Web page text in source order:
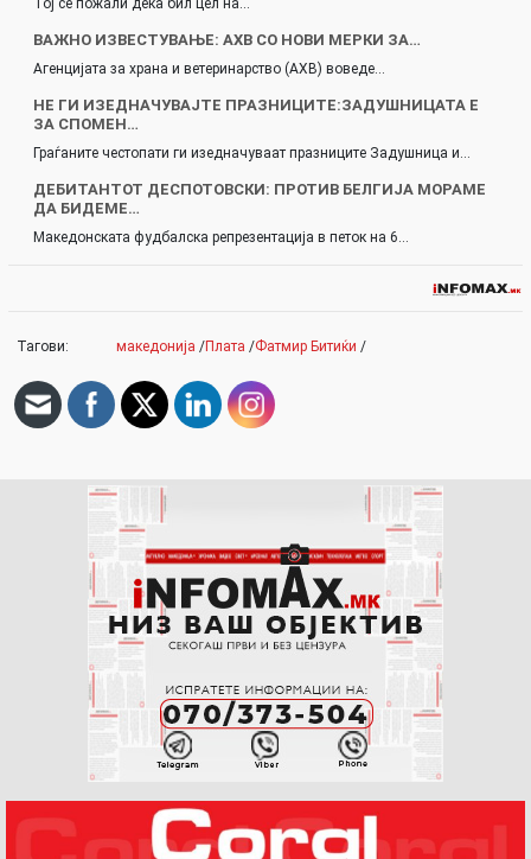
Тој се пожали дека бил цел на…
ВАЖНО ИЗВЕСТУВАЊЕ: АХВ СО НОВИ МЕРКИ ЗА…
Агенцијата за храна и ветеринарство (АХВ) воведе…
НЕ ГИ ИЗЕДНАЧУВАЈТЕ ПРАЗНИЦИТЕ:ЗАДУШНИЦАТА Е
ЗА СПОМЕН…
Граѓаните честопати ги изедначуваат празниците Задушница и…
ДЕБИТАНТОТ ДЕСПОТОВСКИ: ПРОТИВ БЕЛГИЈА МОРАМЕ
ДА БИДЕМЕ…
Македонската фудбалска репрезентација в петок на 6…
Тагови: македонија /Плата /Фатмир Битиќи /